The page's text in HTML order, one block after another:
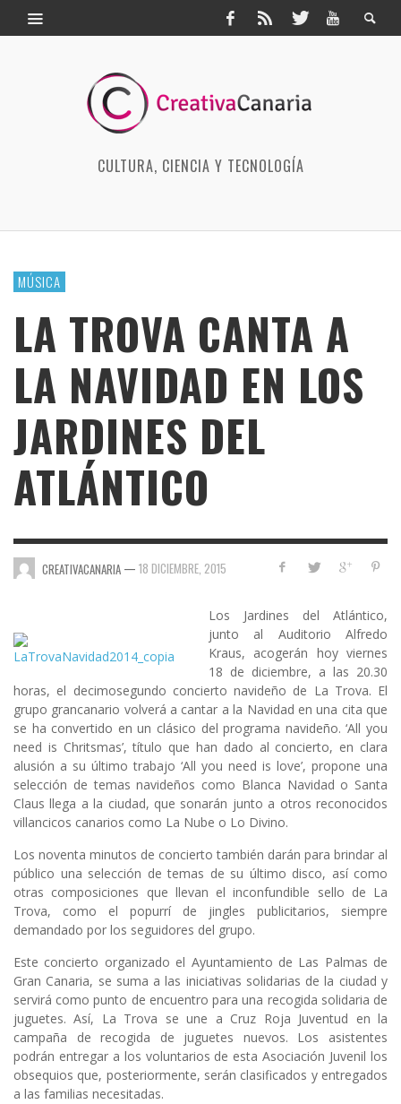
CULTURA, CIENCIA Y TECNOLOGÍA
MÚSICA
LA TROVA CANTA A
LA NAVIDAD EN LOS
JARDINES DEL
ATLÁNTICO
CREATIVACANARIA — 18 DICIEMBRE, 2015
Los Jardines del Atlántico,
junto al Auditorio Alfredo
Kraus, acogerán hoy viernes
18 de diciembre, a las 20.30
horas, el decimosegundo concierto navideño de La Trova. El
grupo grancanario volverá a cantar a la Navidad en una cita que
se ha convertido en un clásico del programa navideño. ‘All you
need is Chritsmas’, título que han dado al concierto, en clara
alusión a su último trabajo ‘All you need is love’, propone una
selección de temas navideños como Blanca Navidad o Santa
Claus llega a la ciudad, que sonarán junto a otros reconocidos
villancicos canarios como La Nube o Lo Divino.
Los noventa minutos de concierto también darán para brindar al
público una selección de temas de su último disco, así como
otras composiciones que llevan el inconfundible sello de La
Trova, como el popurrí de jingles publicitarios, siempre
demandado por los seguidores del grupo.
Este concierto organizado el Ayuntamiento de Las Palmas de
Gran Canaria, se suma a las iniciativas solidarias de la ciudad y
servirá como punto de encuentro para una recogida solidaria de
juguetes. Así, La Trova se une a Cruz Roja Juventud en la
campaña de recogida de juguetes nuevos. Los asistentes
podrán entregar a los voluntarios de esta Asociación Juvenil los
obsequios que, posteriormente, serán clasificados y entregados
a las familias necesitadas.